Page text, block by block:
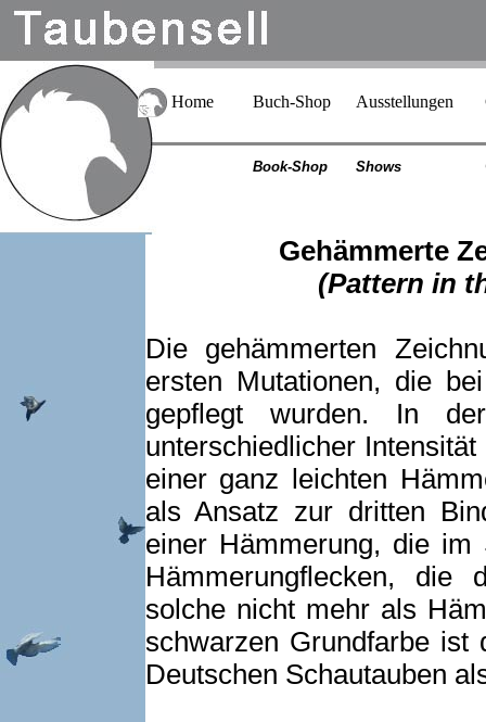
Home Buch-Shop Ausstellungen
Book-Shop Shows
Gehämmerte
(Pattern in
Die gehämmerten
ersten Mutationen, die
gepflegt wurden. In
unterschiedlicher
einer ganz leichten
als Ansatz zur dritten
einer Hämmerung, die im
Hämmerungflecken,
solche nicht mehr als
schwarzen Grundfarbe
Deutschen Schautauben